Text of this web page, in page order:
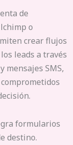
de
o
crear flujos
leads a través
mensajes SMS,
formularios
destino.